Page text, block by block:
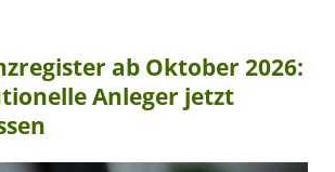
ab Oktober 2026:
Anleger jetzt